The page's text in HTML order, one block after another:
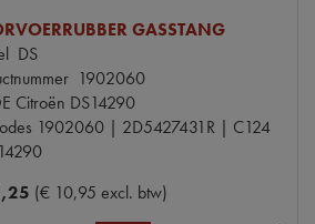
GASSTANG
DS
1902060
Citroën DS14290
1902060 | 2D5427431R | C124
(€ 10,95 excl. btw)